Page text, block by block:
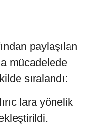
paylaşılan
mücadelede
sıralandı:
yönelik